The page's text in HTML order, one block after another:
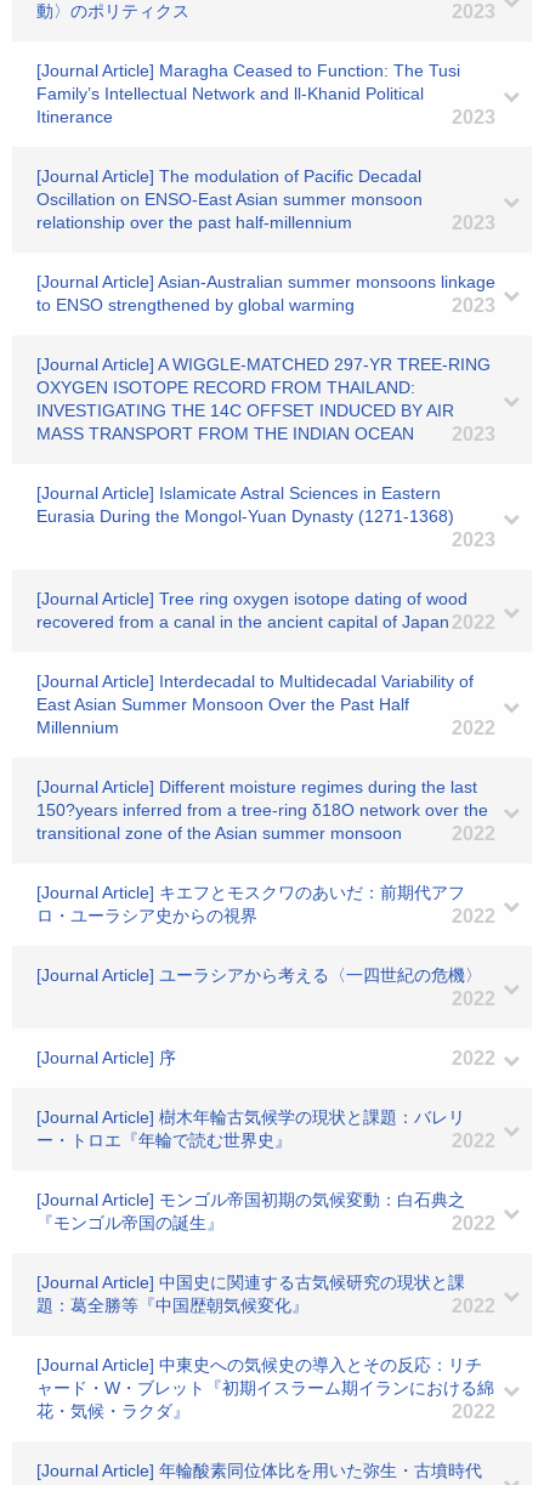
動〉のポリティクス
2023
[Journal Article] Maragha Ceased to Function: The Tusi
Family’s Intellectual Network and ll-Khanid Political
Itinerance
2023
[Journal Article] The modulation of Pacific Decadal
Oscillation on ENSO-East Asian summer monsoon
relationship over the past half-millennium
2023
[Journal Article] Asian-Australian summer monsoons linkage
to ENSO strengthened by global warming
2023
[Journal Article] A WIGGLE-MATCHED 297-YR TREE-RING
OXYGEN ISOTOPE RECORD FROM THAILAND:
INVESTIGATING THE 14C OFFSET INDUCED BY AIR
MASS TRANSPORT FROM THE INDIAN OCEAN
2023
[Journal Article] Islamicate Astral Sciences in Eastern
Eurasia During the Mongol-Yuan Dynasty (1271-1368)
2023
[Journal Article] Tree ring oxygen isotope dating of wood
recovered from a canal in the ancient capital of Japan 2022
[Journal Article] Interdecadal to Multidecadal Variability of
East Asian Summer Monsoon Over the Past Half
Millennium
2022
[Journal Article] Different moisture regimes during the last
150?years inferred from a tree-ring δ18O network over the
transitional zone of the Asian summer monsoon
2022
[Journal Article] キエフとモスクワのあいだ：前期代アフ
ロ・ユーラシア史からの視界
2022
[Journal Article] ユーラシアから考える〈一四世紀の危機〉
2022
[Journal Article] 序 2022
[Journal Article] 樹木年輪古気候学の現状と課題：バレリ
ー・トロエ『年輪で読む世界史』
2022
[Journal Article] モンゴル帝国初期の気候変動：白石典之
『モンゴル帝国の誕生』
2022
[Journal Article] 中国史に関連する古気候研究の現状と課
題：葛全勝等『中国歴朝気候変化』
2022
[Journal Article] 中東史への気候史の導入とその反応：リチ
ャード・W・ブレット『初期イスラーム期イランにおける綿
花・気候・ラクダ』
2022
[Journal Article] 年輪酸素同位体比を用いた弥生・古墳時代